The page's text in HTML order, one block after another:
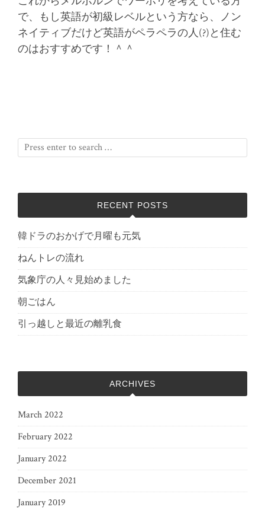
で、もし英語が初級レベルという方なら、ノン
ネイティブだけど英語がペラペラの人(?)と住む
のはおすすめです！＾＾
RECENT POSTS
韓ドラのおかげで月曜も元気
ねんトレの流れ
気象庁の人々見始めました
朝ごはん
引っ越しと最近の離乳食
ARCHIVES
March 2022
February 2022
January 2022
December 2021
January 2019